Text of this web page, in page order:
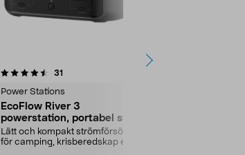
31
Power Stations
EcoFlow River 3
powerstation, portabel ström
Lätt och kompakt strömförsörjning
för camping, krisberedskap etc.
4.5 av 5 stjärnor